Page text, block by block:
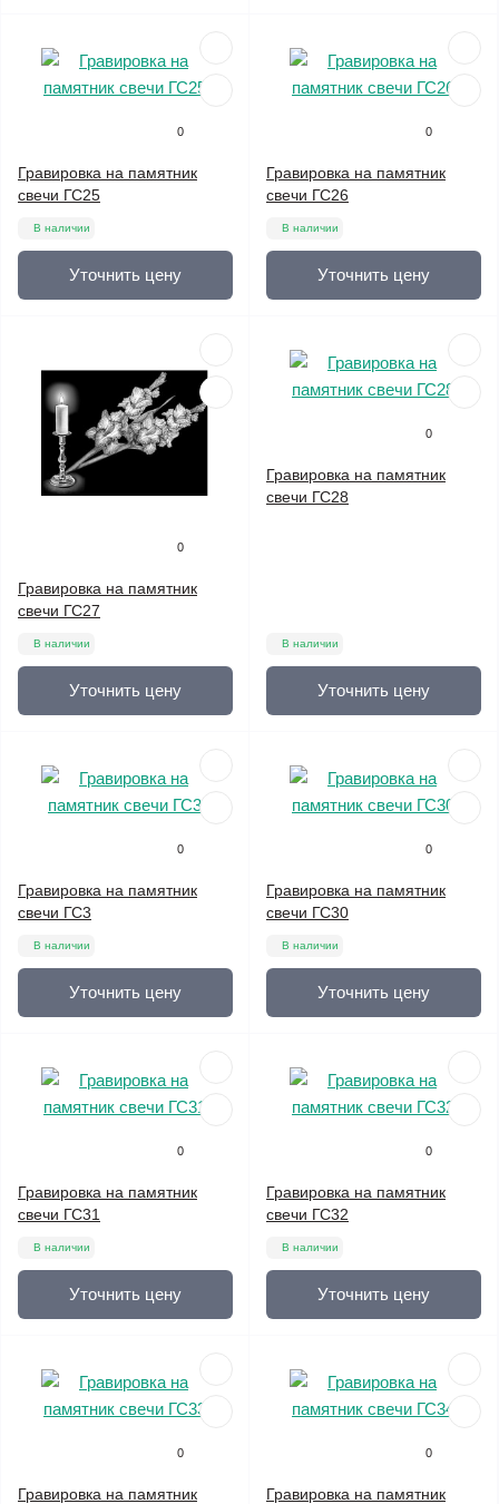
0
Гравировка на памятник
свечи ГС25
В наличии
Уточнить цену
0
Гравировка на памятник
свечи ГС26
В наличии
Уточнить цену
0
Гравировка на памятник
свечи ГС27
В наличии
Уточнить цену
0
Гравировка на памятник
свечи ГС28
В наличии
Уточнить цену
0
Гравировка на памятник
свечи ГС3
В наличии
Уточнить цену
0
Гравировка на памятник
свечи ГС30
В наличии
Уточнить цену
0
Гравировка на памятник
свечи ГС31
В наличии
Уточнить цену
0
Гравировка на памятник
свечи ГС32
В наличии
Уточнить цену
0
Гравировка на памятник
0
Гравировка на памятник